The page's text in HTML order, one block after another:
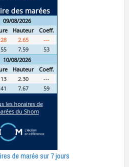
de marée sur 7 jours